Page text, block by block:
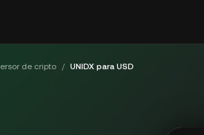
de cripto / UNIDX para USD